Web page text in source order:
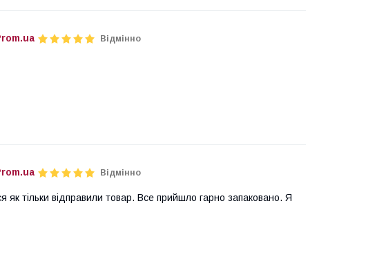
Відмінно
Відмінно
тільки відправили товар. Все прийшло гарно запаковано. Я